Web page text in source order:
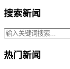
搜索新闻
热门新闻